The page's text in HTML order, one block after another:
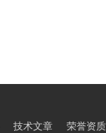
技术文章 荣誉资质